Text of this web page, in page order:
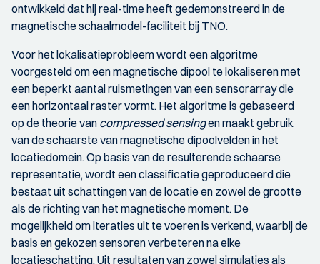
ontwikkeld dat hij real-time heeft gedemonstreerd in de
magnetische schaalmodel-faciliteit bij TNO.
Voor het lokalisatieprobleem wordt een algoritme
voorgesteld om een ​​magnetische dipool te lokaliseren met
een beperkt aantal ruismetingen van een sensorarray die
een horizontaal raster vormt. Het algoritme is gebaseerd
op de theorie van compressed sensingen maakt gebruik
van de schaarste van magnetische dipoolvelden in het
locatiedomein. Op basis van de resulterende schaarse
representatie, wordt een classificatie geproduceerd die
bestaat uit schattingen van de locatie en zowel de grootte
als de richting van het magnetische moment. De
mogelijkheid om iteraties uit te voeren is verkend, waarbij de
basis en gekozen sensoren verbeteren na elke
locatieschatting. Uit resultaten van zowel simulaties als